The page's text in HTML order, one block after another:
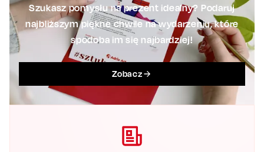
Szukasz pomysłu na prezent idealny? Podaruj
najbliższym piękne chwile na wydarzeniu, które
spodoba im się najbardziej!
Zobacz